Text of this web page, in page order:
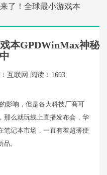
了！全球最小游戏本
本GPDWinMax神秘
互联网 阅读：1693
影响，但是各大科技厂商可
那么就玩线上直播发布会，华
笔记本市场，一直有着超薄便
。